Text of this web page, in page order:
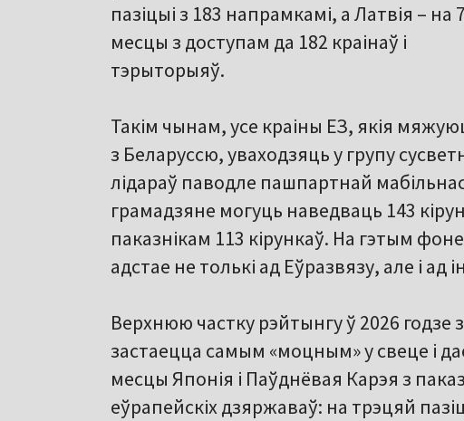
пазіцыі з 183 напрамкамі, а Латвія – на
месцы з доступам да 182 краінаў і
тэрыторыяў.
Такім чынам, усе краіны ЕЗ, якія
з Беларуссю, уваходзяць у групу
лідараў паводле пашпартнай
грамадзяне могуць наведваць 143
паказнікам 113 кірункаў. На гэтым
адстае не толькі ад Еўразвязу, але і ад
Верхнюю частку рэйтынгу ў 2026 годзе
застаецца самым «моцным» у свеце і
месцы Японія і Паўднёвая Карэя з
еўрапейскіх дзяржаваў: на трэцяй